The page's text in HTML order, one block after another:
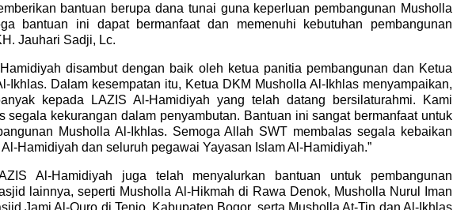
bantuan berupa dana tunai guna keperluan pembangunan Musholla
bantuan ini dapat bermanfaat dan memenuhi kebutuhan pembangunan
Jauhari Sadji, Lc.
disambut dengan baik oleh ketua panitia pembangunan dan Ketua
Ikhlas. Dalam kesempatan itu, Ketua DKM Musholla Al-Ikhlas menyampaikan,
kepada LAZIS Al-Hamidiyah yang telah datang bersilaturahmi. Kami
segala kekurangan dalam penyambutan. Bantuan ini sangat bermanfaat untuk
Musholla Al-Ikhlas. Semoga Allah SWT membalas segala kebaikan
Hamidiyah dan seluruh pegawai Yayasan Islam Al-Hamidiyah.”
Al-Hamidiyah juga telah menyalurkan bantuan untuk pembangunan
lainnya, seperti Musholla Al-Hikmah di Rawa Denok, Musholla Nurul Iman